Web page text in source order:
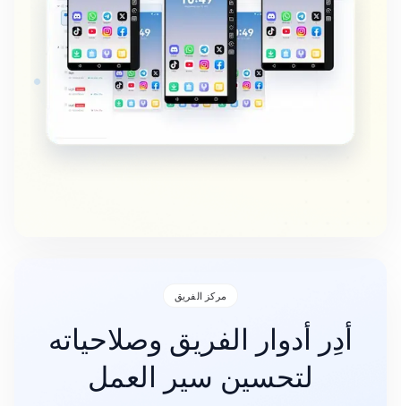
مركز الفريق
أدِر أدوار الفريق وصلاحياته
لتحسين سير العمل